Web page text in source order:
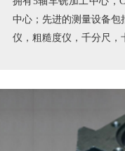
中心；先进的测量设备
仪，粗糙度仪，千分尺，